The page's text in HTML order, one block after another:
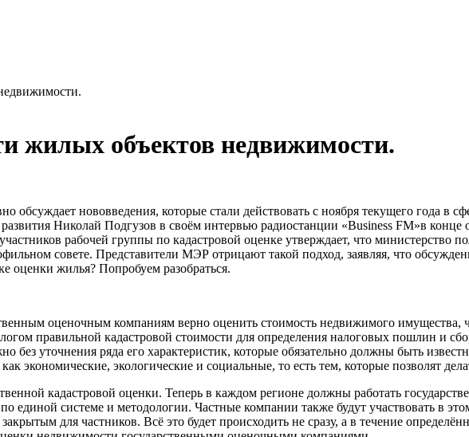
жилых объектов недвижимости.
нововведения, которые стали действовать с ноября текущего года в
Николай Подгузов в своём интервью радиостанции «Business FM»в конце
рабочей группы по кадастровой оценке утверждает, что министерство
совете. Представители МЭР отрицают такой подход, заявляя, что
оценки жилья? Попробуем разобраться.
оценочным компаниям верно оценить стоимость недвижимого имущества,
правильной кадастровой стоимости для определения налоговых пошлин и
без уточнения ряда его характеристик, которые обязательно должны быть
экономические, экологические и социальные, то есть тем, которые позволят
кадастровой оценки. Теперь в каждом регионе должны работать
единой системе и методологии. Частные компании также будут участвовать в
для частников. Всё это будет происходить не сразу, а в течение